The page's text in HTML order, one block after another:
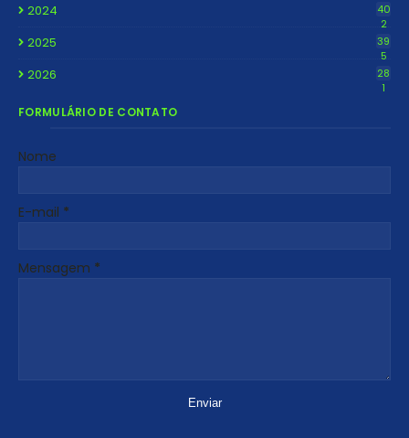
2024
40
2
2025
39
5
2026
28
1
FORMULÁRIO DE CONTATO
Nome
E-mail *
Mensagem *